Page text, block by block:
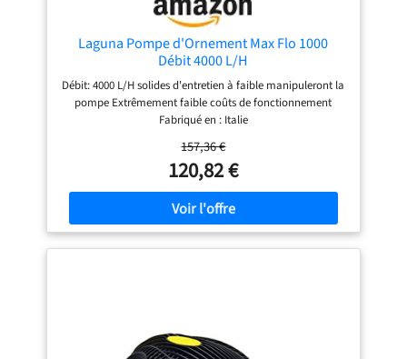
Laguna Pompe d'Ornement Max Flo 1000
Débit 4000 L/H
Débit: 4000 L/H solides d'entretien à faible manipuleront la
pompe Extrêmement faible coûts de fonctionnement
Fabriqué en : Italie
157,36 €
120,82 €